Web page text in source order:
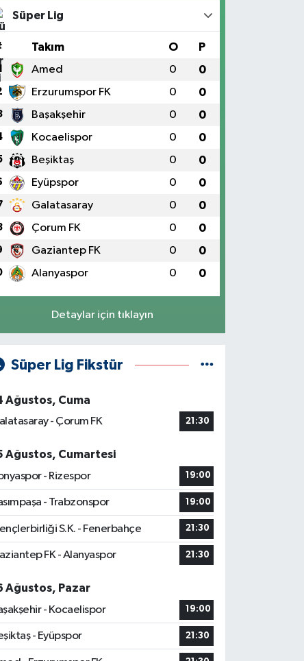
Süper Lig
Takım O P
Amed 0 0
Erzurumspor FK 0 0
Başakşehir 0 0
Kocaelispor 0 0
Beşiktaş 0 0
Eyüpspor 0 0
Galatasaray 0 0
Çorum FK 0 0
Gaziantep FK 0 0
Alanyaspor 0 0
Detaylar için tıklayın
Süper Lig Fikstür
Ağustos, Cuma
- Çorum FK
21:30
Ağustos, Cumartesi
- Rizespor
19:00
- Trabzonspor 19:00
S.K. - Fenerbahçe 21:30
FK - Alanyaspor 21:30
Ağustos, Pazar
- Kocaelispor
19:00
- Eyüpspor 21:30